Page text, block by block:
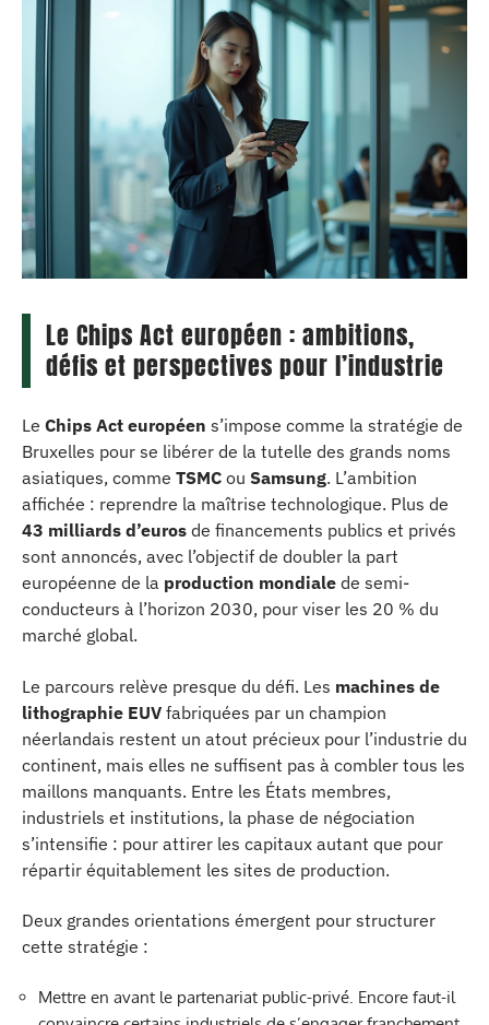
Le Chips Act européen : ambitions,
défis et perspectives pour l’industrie
Le Chips Act européen s’impose comme la stratégie de
Bruxelles pour se libérer de la tutelle des grands noms
asiatiques, comme TSMC ou Samsung. L’ambition
affichée : reprendre la maîtrise technologique. Plus de
43 milliards d’euros de financements publics et privés
sont annoncés, avec l’objectif de doubler la part
européenne de la production mondiale de semi-
conducteurs à l’horizon 2030, pour viser les 20 % du
marché global.
Le parcours relève presque du défi. Les machines de
lithographie EUV fabriquées par un champion
néerlandais restent un atout précieux pour l’industrie du
continent, mais elles ne suffisent pas à combler tous les
maillons manquants. Entre les États membres,
industriels et institutions, la phase de négociation
s’intensifie : pour attirer les capitaux autant que pour
répartir équitablement les sites de production.
Deux grandes orientations émergent pour structurer
cette stratégie :
Mettre en avant le partenariat public-privé. Encore faut-il